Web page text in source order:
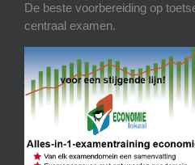
De beste voorbereiding op
centraal examen.